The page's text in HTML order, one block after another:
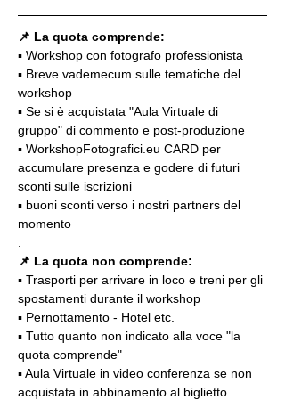
📌 La quota comprende:
▪️ Workshop con fotografo professionista
▪️ Breve vademecum sulle tematiche del
workshop
▪️ Se si è acquistata "Aula Virtuale di
gruppo" di commento e post-produzione
▪️ WorkshopFotografici.eu CARD per
accumulare presenza e godere di futuri
sconti sulle iscrizioni
▪️ buoni sconti verso i nostri partners del
momento
📌 La quota non comprende:
▪️ Trasporti per arrivare in loco e treni per gli
spostamenti durante il workshop
▪️ Pernottamento - Hotel etc.
▪️ Tutto quanto non indicato alla voce "la
quota comprende"
▪️ Aula Virtuale in video conferenza se non
acquistata in abbinamento al biglietto